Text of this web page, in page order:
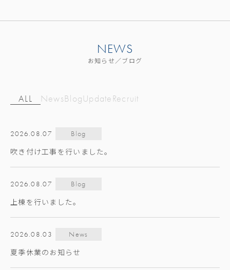
NEWS
お知らせ／ブログ
ALL NewsBlogUpdate Recruit
2026.08.07 Blog
吹き付け工事を行いました。
2026.08.07 Blog
上棟を行いました。
2026.08.03 News
夏季休業のお知らせ